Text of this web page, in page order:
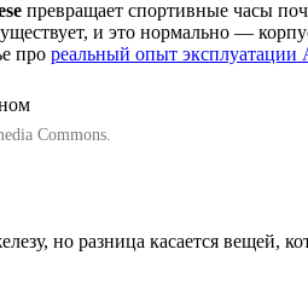
превращает спортивные часы
и это нормально —
про реальный опыт эксплуатации
Commons.
но разница касается вещей,